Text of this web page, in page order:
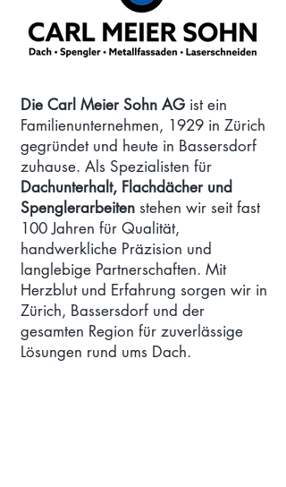
Die Carl Meier Sohn AG ist ein
Familienunternehmen, 1929 in Zürich
gegründet und heute in Bassersdorf
zuhause. Als Spezialisten für
Dachunterhalt, Flachdächer und
Spenglerarbeiten stehen wir seit fast
100 Jahren für Qualität,
handwerkliche Präzision und
langlebige Partnerschaften. Mit
Herzblut und Erfahrung sorgen wir in
Zürich, Bassersdorf und der
gesamten Region für zuverlässige
Lösungen rund ums Dach.